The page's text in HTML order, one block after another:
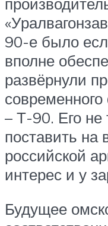
90-е было
вполне
развёрнули
современного
– Т-90. Его не
поставить на
российской
интерес и у
Будущее